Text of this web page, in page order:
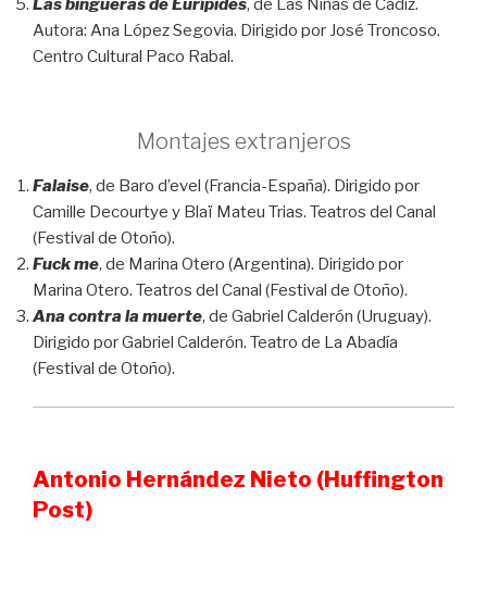
Las bingueras de Eurípides, de Las Niñas de Cádiz.
Autora: Ana López Segovia. Dirigido por José Troncoso.
Centro Cultural Paco Rabal.
Montajes extranjeros
Falaise, de Baro d’evel (Francia-España). Dirigido por
Camille Decourtye y Blaï Mateu Trias. Teatros del Canal
(Festival de Otoño).
Fuck me, de Marina Otero (Argentina). Dirigido por
Marina Otero. Teatros del Canal (Festival de Otoño).
Ana contra la muerte, de Gabriel Calderón (Uruguay).
Dirigido por Gabriel Calderón. Teatro de La Abadía
(Festival de Otoño).
Antonio Hernández Nieto (Huffington
Post)